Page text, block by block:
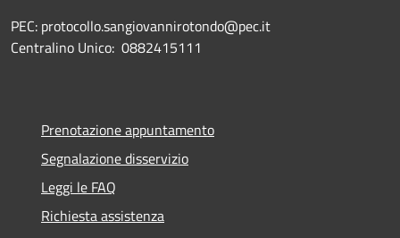
PEC: protocollo.sangiovannirotondo@pec.it
Centralino Unico: 0882415111
Prenotazione appuntamento
Segnalazione disservizio
Leggi le FAQ
Richiesta assistenza